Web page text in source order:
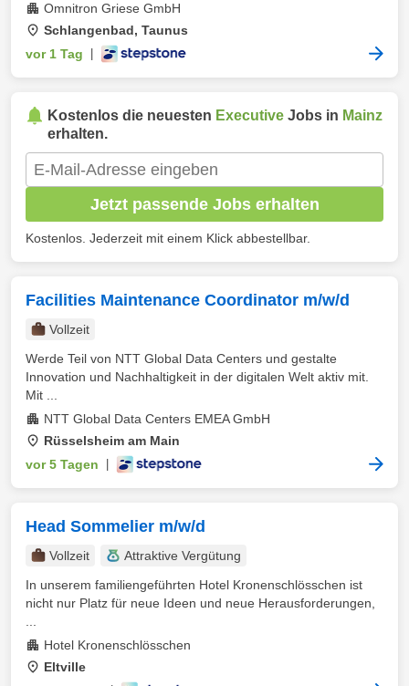
Omnitron Griese GmbH
Schlangenbad, Taunus
vor 1 Tag
Kostenlos die neuesten Executive Jobs in Mainz
erhalten.
Jetzt passende Jobs erhalten
Kostenlos. Jederzeit mit einem Klick abbestellbar.
Facilities Maintenance Coordinator m/w/d
Vollzeit
Werde Teil von NTT Global Data Centers und gestalte
Innovation und Nachhaltigkeit in der digitalen Welt aktiv mit.
Mit ...
NTT Global Data Centers EMEA GmbH
Rüsselsheim am Main
vor 5 Tagen
Head Sommelier m/w/d
Vollzeit
Attraktive Vergütung
In unserem familiengeführten Hotel Kronenschlösschen ist
nicht nur Platz für neue Ideen und neue Herausforderungen,
Hotel Kronenschlösschen
Eltville